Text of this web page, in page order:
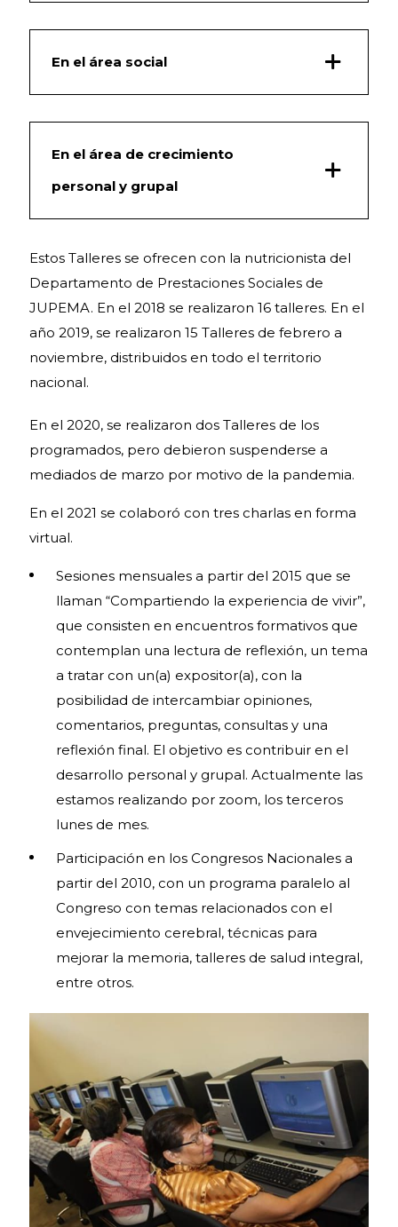
En el área social
En el área de crecimiento
personal y grupal
Estos Talleres se ofrecen con la nutricionista del
Departamento de Prestaciones Sociales de
JUPEMA. En el 2018 se realizaron 16 talleres. En el
año 2019, se realizaron 15 Talleres de febrero a
noviembre, distribuidos en todo el territorio
nacional.
En el 2020, se realizaron dos Talleres de los
programados, pero debieron suspenderse a
mediados de marzo por motivo de la pandemia.
En el 2021 se colaboró con tres charlas en forma
virtual.
Sesiones mensuales a partir del 2015 que se
llaman “Compartiendo la experiencia de vivir”,
que consisten en encuentros formativos que
contemplan una lectura de reflexión, un tema
a tratar con un(a) expositor(a), con la
posibilidad de intercambiar opiniones,
comentarios, preguntas, consultas y una
reflexión final. El objetivo es contribuir en el
desarrollo personal y grupal. Actualmente las
estamos realizando por zoom, los terceros
lunes de mes.
Participación en los Congresos Nacionales a
partir del 2010, con un programa paralelo al
Congreso con temas relacionados con el
envejecimiento cerebral, técnicas para
mejorar la memoria, talleres de salud integral,
entre otros.